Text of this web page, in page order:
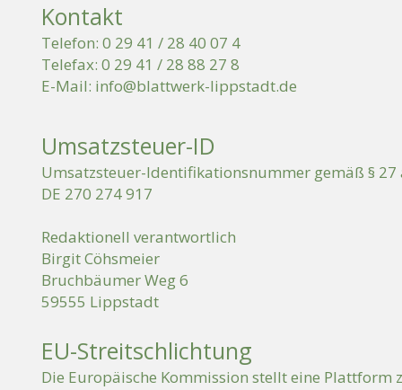
Kontakt
Telefon: 0 29 41 / 28 40 07 4
Telefax: 0 29 41 / 28 88 27 8
E-Mail: info@blattwerk-lippstadt.de
Umsatzsteuer-ID
Umsatzsteuer-Identifikationsnummer gemäß § 27
DE 270 274 917
Redaktionell verantwortlich
Birgit Cöhsmeier
Bruchbäumer Weg 6
59555 Lippstadt
EU-Streitschlichtung
Die Europäische Kommission stellt eine Plattform